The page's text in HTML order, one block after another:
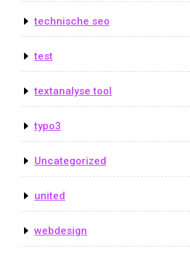
technische seo
test
textanalyse tool
typo3
Uncategorized
united
webdesign